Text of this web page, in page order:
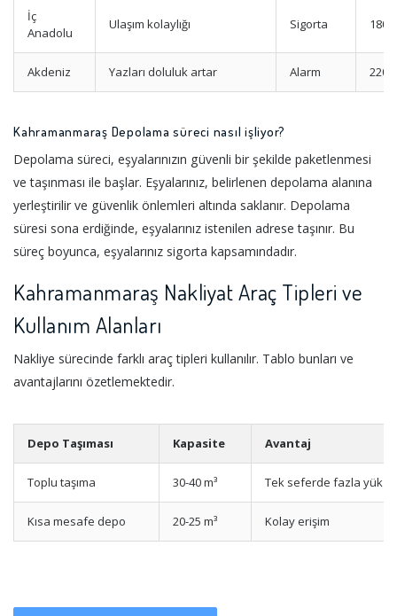
İç
Anadolu
Ulaşım kolaylığı Sigorta
Akdeniz Yazları doluluk artar Alarm
Kahramanmaraş Depolama süreci nasıl işliyor?
Depolama süreci, eşyalarınızın güvenli bir şekilde paketlenmesi
ve taşınması ile başlar. Eşyalarınız, belirlenen depolama alanına
yerleştirilir ve güvenlik önlemleri altında saklanır. Depolama
süresi sona erdiğinde, eşyalarınız istenilen adrese taşınır. Bu
süreç boyunca, eşyalarınız sigorta kapsamındadır.
Kahramanmaraş Nakliyat Araç Tipleri ve
Kullanım Alanları
Nakliye sürecinde farklı araç tipleri kullanılır. Tablo bunları ve
avantajlarını özetlemektedir.
Depo Taşıması Kapasite Avantaj
Toplu taşıma 30-40 m³ Tek seferde fazla yük
Kısa mesafe depo 20-25 m³ Kolay erişim